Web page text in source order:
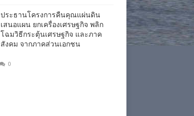
ประธานโครงการคืนคุณแผ่นดิน
เสนอแผน ยกเครื่องเศรษฐกิจ พลิก
โฉมวิธีกระตุ้นเศรษฐกิจ และภาค
สังคม จากภาคส่วนเอกชน
0